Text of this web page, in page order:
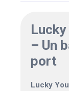
Lucky
– Un
port
Lucky